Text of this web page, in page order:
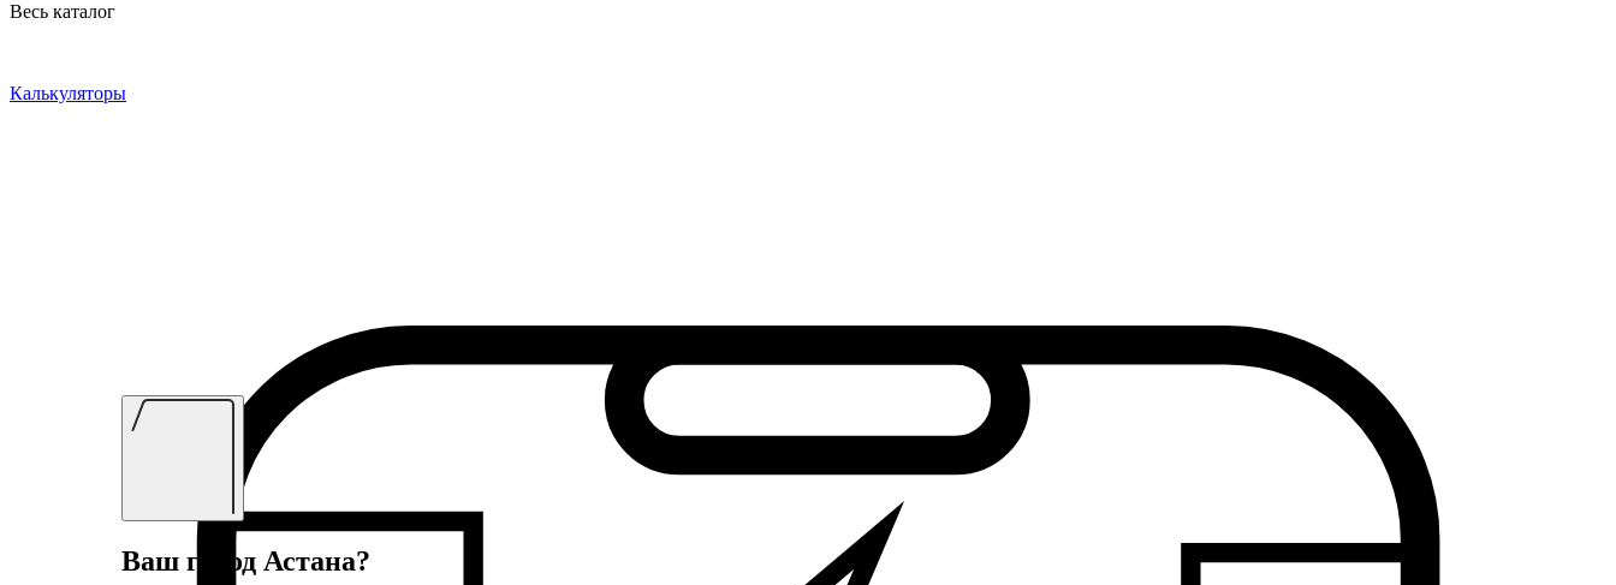
Весь каталог
Калькуляторы
Ваш город Астана?